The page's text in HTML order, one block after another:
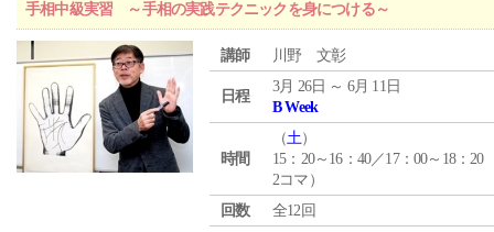
手相中級実習 ～手相の実践テクニックを身につける～
講師 川野 文彰
日程
3月 26日 ～ 6月 11日
B Week
時間
（土）
15：20～16：40／17：00～18：20
2コマ）
回数
全12回